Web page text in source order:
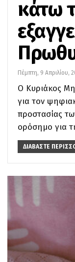
κάτω
Πέμπτη, 9 Απριλίου,
Ο Κυριάκος
για τον
προστασίας
ορόσημο για
ΔΙΑΒΆΣΤΕ